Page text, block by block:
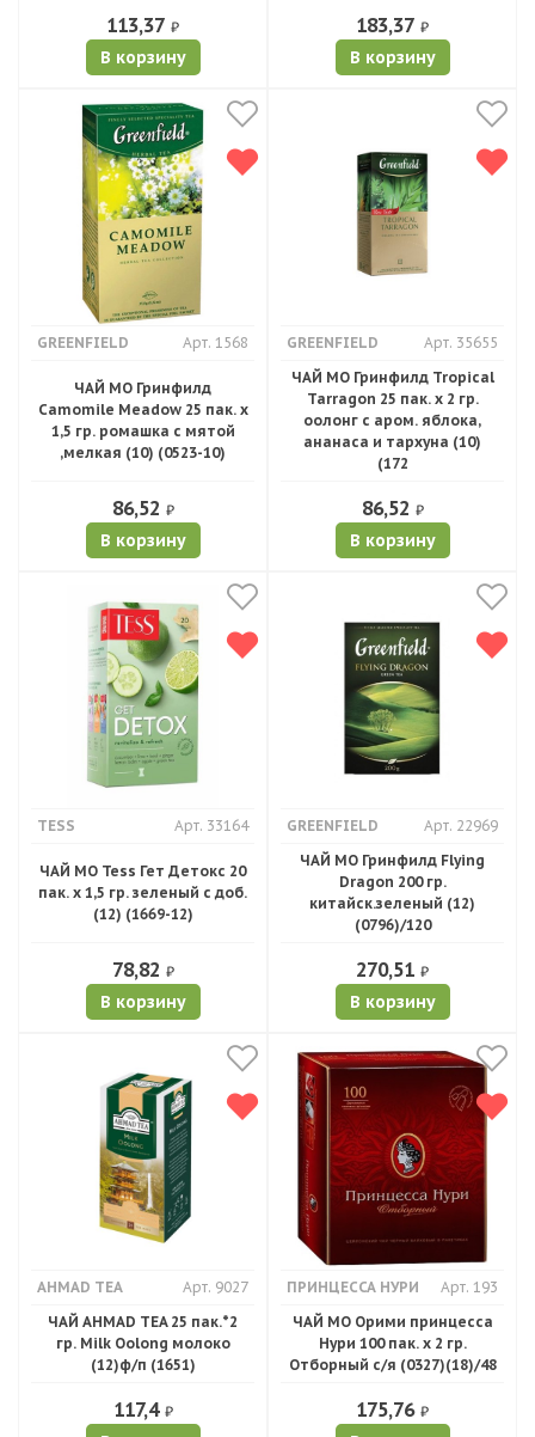
113,37 ₽
В корзину
183,37 ₽
В корзину
GREENFIELD Арт. 1568
ЧАЙ МО Гринфилд
Camomile Meadow 25 пак. х
1,5 гр. ромашка с мятой
,мелкая (10) (0523-10)
86,52 ₽
В корзину
GREENFIELD
Арт. 35655
ЧАЙ МО Гринфилд Tropical
Tarragon 25 пак. х 2 гр.
оолонг c аром. яблока,
ананаса и тархуна (10)
(172
86,52 ₽
В корзину
TESS Арт. 33164
ЧАЙ МО Tess Гет Детокс 20
пак. х 1,5 гр. зеленый с доб.
(12) (1669-12)
78,82 ₽
В корзину
GREENFIELD
Арт. 22969
ЧАЙ МО Гринфилд Flying
Dragon 200 гр.
китайск.зеленый (12)
(0796)/120
270,51 ₽
В корзину
AHMAD TEA
Арт. 9027
ЧАЙ AHMAD TEA 25 пак.*2
гр. Milk Oolong молоко
(12)ф/п (1651)
117,4 ₽
ПРИНЦЕССА НУРИ
Арт. 193
ЧАЙ МО Орими принцесса
Нури 100 пак. х 2 гр.
Отборный с/я (0327)(18)/48
175,76 ₽